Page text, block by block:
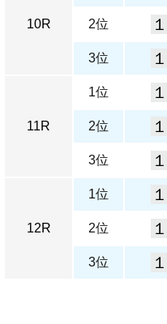
10R 2位 １
3位 １
11R
1位 １
2位 １
3位 １
12R
1位 １
2位 １
3位 １